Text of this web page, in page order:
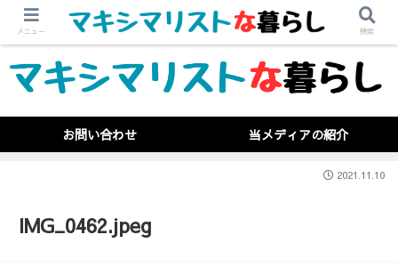
お問い合わせ 当メディアの紹介
IMG_0462.jpeg
2021.11.10
メニュー 検索